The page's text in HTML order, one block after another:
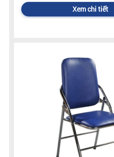
Xem chi tiết